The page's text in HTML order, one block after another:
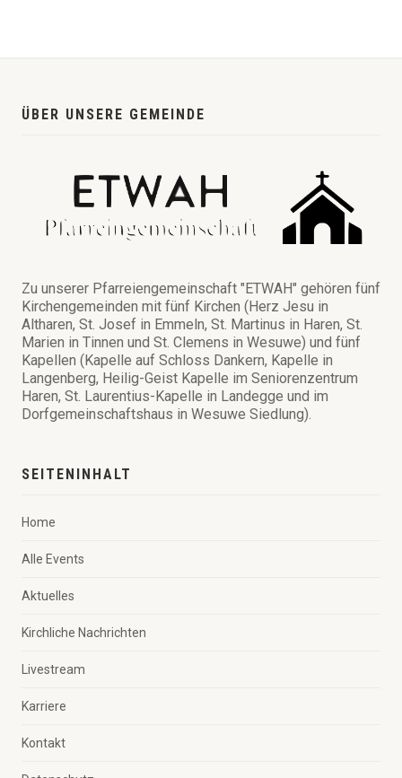
ÜBER UNSERE GEMEINDE
Zu unserer Pfarreiengemeinschaft "ETWAH" gehören fünf
Kirchengemeinden mit fünf Kirchen (Herz Jesu in
Altharen, St. Josef in Emmeln, St. Martinus in Haren, St.
Marien in Tinnen und St. Clemens in Wesuwe) und fünf
Kapellen (Kapelle auf Schloss Dankern, Kapelle in
Langenberg, Heilig-Geist Kapelle im Seniorenzentrum
Haren, St. Laurentius-Kapelle in Landegge und im
Dorfgemeinschaftshaus in Wesuwe Siedlung).
SEITENINHALT
Home
Alle Events
Aktuelles
Kirchliche Nachrichten
Livestream
Karriere
Kontakt